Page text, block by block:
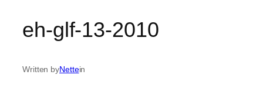
eh-glf-13-2010
Written byNettein